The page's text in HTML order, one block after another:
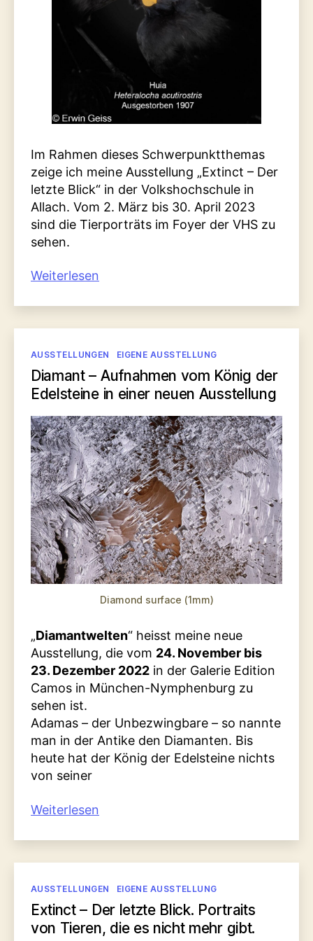
Im Rahmen dieses Schwerpunktthemas
zeige ich meine Ausstellung „Extinct – Der
letzte Blick“ in der Volkshochschule in
Allach. Vom 2. März bis 30. April 2023
sind die Tierporträts im Foyer der VHS zu
sehen.
Weiterlesen
im
Rahmen
des
Semesterthemas
Münchner
Volkshochschule“
Kategorien
AUSSTELLUNGEN EIGENE AUSSTELLUNG
Diamant – Aufnahmen vom König der
Edelsteine in einer neuen Ausstellung
Diamond surface (1mm)
„Diamantwelten“ heisst meine neue
Ausstellung, die vom 24. November bis
23. Dezember 2022 in der Galerie Edition
Camos in München-Nymphenburg zu
sehen ist.
Adamas – der Unbezwingbare – so nannte
man in der Antike den Diamanten. Bis
heute hat der König der Edelsteine nichts
von seiner
Weiterlesen
vom
König
der
Edelsteine
Kategorien
AUSSTELLUNGEN EIGENE AUSSTELLUNG
Extinct – Der letzte Blick. Portraits
von Tieren, die es nicht mehr gibt.